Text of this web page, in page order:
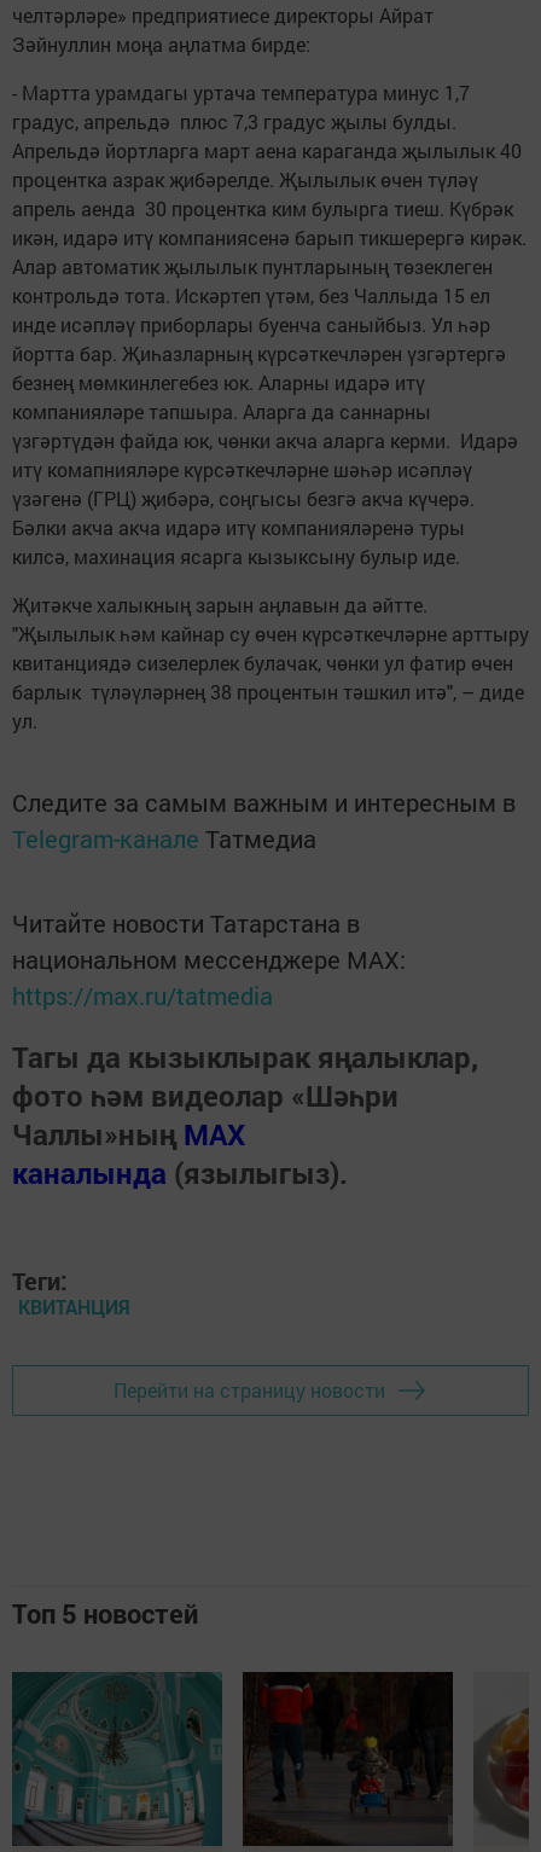
челтәрләре» предприятиесе директоры Айрат
Зәйнуллин моңа аңлатма бирде:
- Мартта урамдагы уртача температура минус 1,7
градус, апрельдә плюс 7,3 градус җылы булды.
Апрельдә йортларга март аена караганда җылылык 40
процентка азрак җибәрелде. Җылылык өчен түләү
апрель аенда 30 процентка ким булырга тиеш. Күбрәк
икән, идарә итү компаниясенә барып тикшерергә кирәк.
Алар автоматик җылылык пунтларының төзеклеген
контрольдә тота. Искәртеп үтәм, без Чаллыда 15 ел
инде исәпләү приборлары буенча саныйбыз. Ул һәр
йортта бар. Җиһазларның күрсәткечләрен үзгәртергә
безнең мөмкинлегебез юк. Аларны идарә итү
компанияләре тапшыра. Аларга да саннарны
үзгәртүдән файда юк, чөнки акча аларга керми. Идарә
итү комапнияләре күрсәткечләрне шәһәр исәпләү
үзәгенә (ГРЦ) җибәрә, соңгысы безгә акча күчерә.
Бәлки акча акча идарә итү компанияләренә туры
килсә, махинация ясарга кызыксыну булыр иде.
Җитәкче халыкның зарын аңлавын да әйтте.
"Җылылык һәм кайнар су өчен күрсәткечләрне арттыру
квитанциядә сизелерлек булачак, чөнки ул фатир өчен
барлык түләүләрнең 38 процентын тәшкил итә", – диде
ул.
Следите за самым важным и интересным в
Telegram-канале Татмедиа
Читайте новости Татарстана в
национальном мессенджере MАХ:
https://max.ru/tatmedia
Тагы да кызыклырак яңалыклар,
фото һәм видеолар «Шәһри
Чаллы»ның MAX
каналында (язылыгыз).
Теги:
КВИТАНЦИЯ
Перейти на страницу новости
Топ 5 новостей